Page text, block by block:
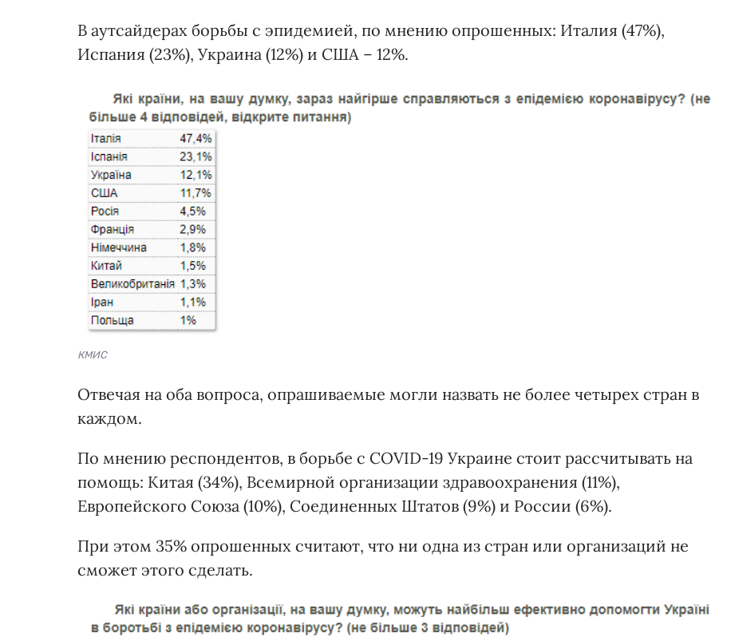
В аутсайдерах борьбы с эпидемией, по мнению опрошенных: Италия (47%),
Испания (23%), Украина (12%) и США – 12%.
КМИС
Отвечая на оба вопроса, опрашиваемые могли назвать не более четырех стран в
каждом.
По мнению респондентов, в борьбе с COVID-19 Украине стоит рассчитывать на
помощь: Китая (34%), Всемирной организации здравоохранения (11%),
Европейского Союза (10%), Соединенных Штатов (9%) и России (6%).
При этом 35% опрошенных считают, что ни одна из стран или организаций не
сможет этого сделать.